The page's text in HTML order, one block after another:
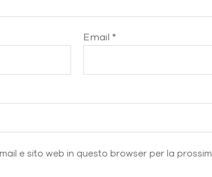
Email *
e sito web in questo browser per la